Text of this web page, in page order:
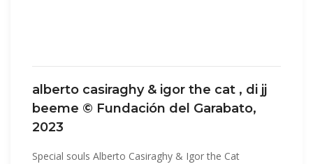
alberto casiraghy & igor the cat , di jj
beeme © Fundación del Garabato,
2023
Special souls Alberto Casiraghy & Igor the Cat